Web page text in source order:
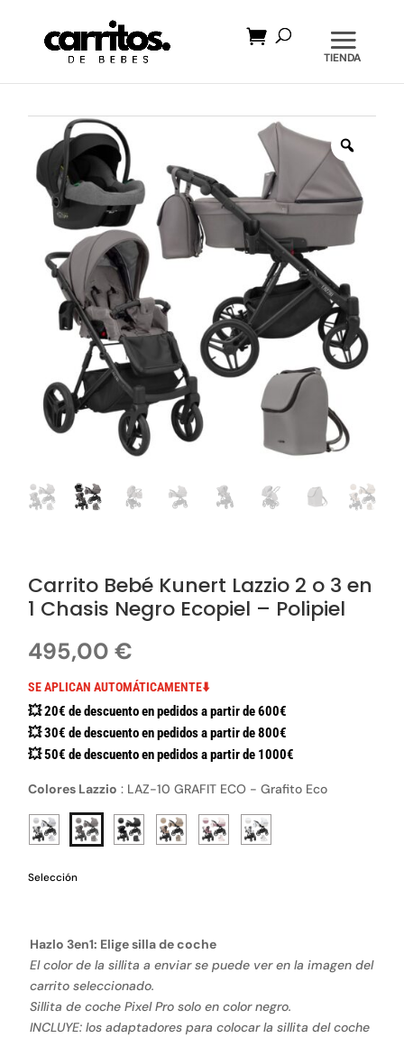
productos
Carrito Bebé Kunert Lazzio 2 o 3 en
1 Chasis Negro Ecopiel – Polipiel
495,00€
SE APLICAN AUTOMÁTICAMENTE⬇️
💥 20€ de descuento en pedidos a partir de 600€
💥 30€ de descuento en pedidos a partir de 800€
💥 50€ de descuento en pedidos a partir de 1000€
Colores Lazzio : LAZ-10 GRAFIT ECO - Grafito Eco
Selección
Hazlo 3en1: Elige silla de coche
El color de la sillita a enviar se puede ver en la imagen del
carrito seleccionado.
Sillita de coche Pixel Pro solo en color negro.
INCLUYE: los adaptadores para colocar la sillita del coche